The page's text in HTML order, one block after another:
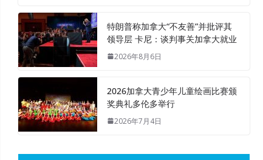
特朗普称加拿大“不友善”并批评其
领导层 卡尼：谈判事关加拿大就业
2026年8月6日
2026加拿大青少年儿童绘画比赛颁
奖典礼多伦多举行
2026年7月4日